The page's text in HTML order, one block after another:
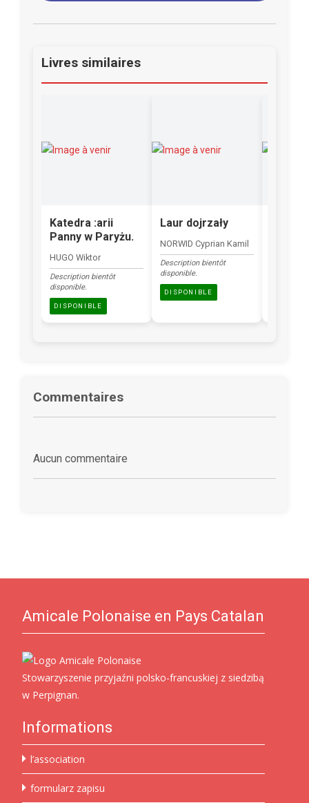
Livres similaires
Katedra :arii
Panny w Paryżu.
HUGO Wiktor
Description bientôt
disponible.
DISPONIBLE
Laur dojrzały
NORWID Cyprian Kamil
Description bientôt
disponible.
DISPONIBLE
Commentaires
Aucun commentaire
Amicale Polonaise en Pays Catalan
Stowarzyszenie przyjaźni polsko-francuskiej z siedzibą
w Perpignan.
Informations
l’association
formularz zapisu